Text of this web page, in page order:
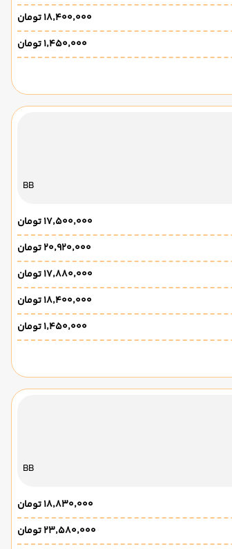
۱۸٬۴۰۰٬۰۰۰ تومان
۱٬۴۵۰٬۰۰۰ تومان
BB
۱۷٬۵۰۰٬۰۰۰ تومان
۲۰٬۹۲۰٬۰۰۰ تومان
۱۷٬۸۸۰٬۰۰۰ تومان
۱۸٬۴۰۰٬۰۰۰ تومان
۱٬۴۵۰٬۰۰۰ تومان
BB
۱۸٬۸۳۰٬۰۰۰ تومان
۲۳٬۵۸۰٬۰۰۰ تومان